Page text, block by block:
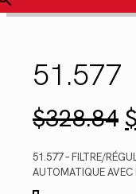
51.577
$328.84 $
51.577 – FILTRE/
AUTOMATIQUE AVEC